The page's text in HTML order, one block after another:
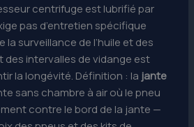
centrifuge est lubrifié par
pas d’entretien spécifique
surveillance de l’huile et des
des intervalles de vidange est
la longévité. Définition : la jante
sans chambre à air où le pneu
contre le bord de la jante —